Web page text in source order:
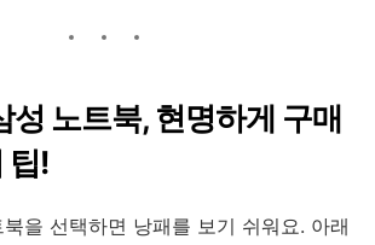
성 노트북, 현명하게 구매
팁!
을 선택하면 낭패를 보기 쉬워요. 아래